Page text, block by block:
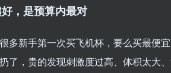
，是预算内最对
多新手第一次买飞机杯，要么买最便
了，贵的发现刺激度过高、体积太大、